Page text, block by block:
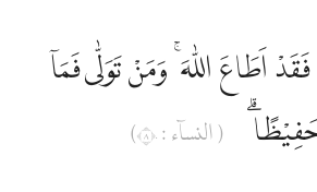
اَطَاعَ اللّٰهَ ۚ وَمَنْ تَوَلّٰى فَمَآ
( النساۤء : ٨٠)